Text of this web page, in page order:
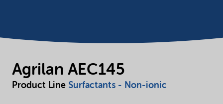
Agrilan AEC145
Product Line Surfactants - Non-ionic